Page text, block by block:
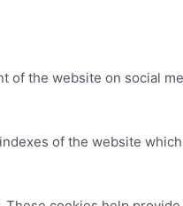
the website on social
of the website